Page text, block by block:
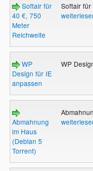
Softair für
40 €, 750
Meter
Reichweite
Softair
WP
Design für IE
anpassen
WP
Abmahnung
im Haus
(Debian 5
Torrent)